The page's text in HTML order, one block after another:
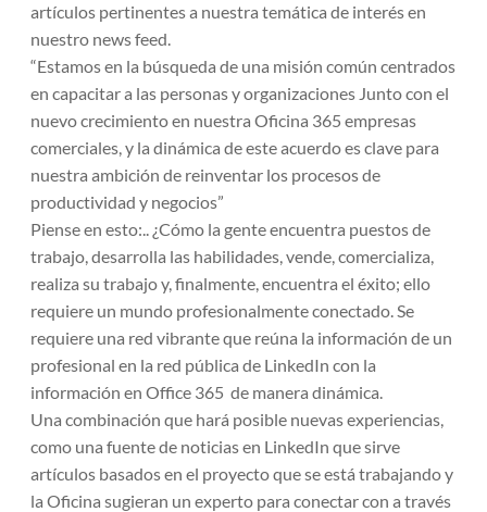
artículos pertinentes a nuestra temática de interés en
nuestro news feed.
“Estamos en la búsqueda de una misión común centrados
en capacitar a las personas y organizaciones Junto con el
nuevo crecimiento en nuestra Oficina 365 empresas
comerciales, y la dinámica de este acuerdo es clave para
nuestra ambición de reinventar los procesos de
productividad y negocios”
Piense en esto:.. ¿Cómo la gente encuentra puestos de
trabajo, desarrolla las habilidades, vende, comercializa,
realiza su trabajo y, finalmente, encuentra el éxito; ello
requiere un mundo profesionalmente conectado. Se
requiere una red vibrante que reúna la información de un
profesional en la red pública de LinkedIn con la
información en Office 365 de manera dinámica.
Una combinación que hará posible nuevas experiencias,
como una fuente de noticias en LinkedIn que sirve
artículos basados ​​en el proyecto que se está trabajando y
la Oficina sugieran un experto para conectar con a través